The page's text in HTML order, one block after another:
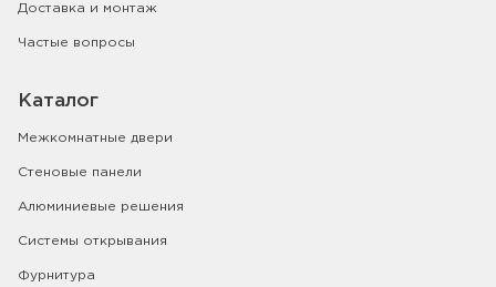
Доставка и монтаж
Частые вопросы
Каталог
Межкомнатные двери
Стеновые панели
Алюминиевые решения
Системы открывания
Фурнитура